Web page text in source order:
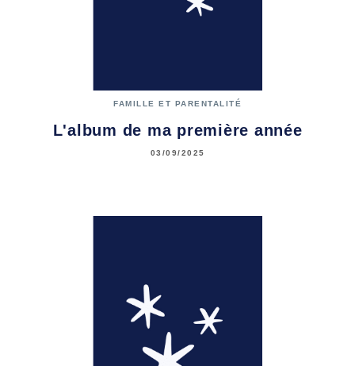
FAMILLE ET PARENTALITÉ
L'album de ma première année
03/09/2025